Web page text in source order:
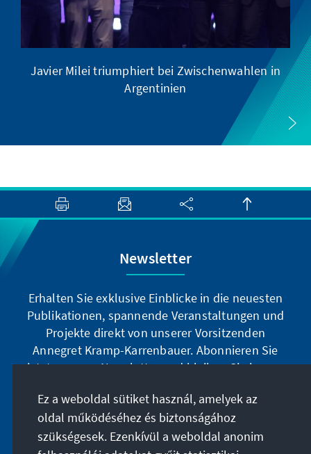
Javier Milei triumphiert bei Zwischenwahlen in
Argentinien
Newsletter
Erhalten Sie exklusive Einblicke in die neuesten
Publikationen, spannende Veranstaltungen und
Projekte direkt von unserer Vorsitzenden
Annegret Kramp-Karrenbauer. Abonnieren Sie
jetzt unseren Newsletter und bleiben Sie immer
Jetzt abonnieren
Ez a weboldal sütiket használ, amelyek az
oldal működéséhez és biztonságához
szükségesek. Ezenkívül a weboldal anonim